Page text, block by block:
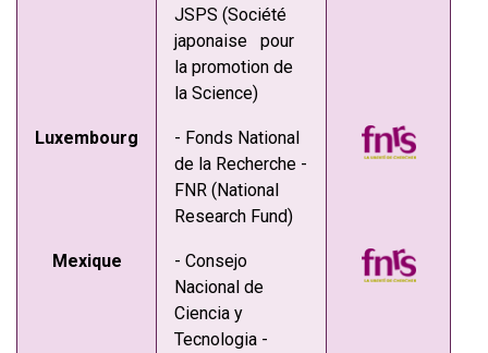
JSPS (Société
japonaise pour
la promotion de
la Science)
Luxembourg
- Fonds National
de la Recherche -
FNR (National
Research Fund)
Mexique
- Consejo
Nacional de
Ciencia y
Tecnologia -